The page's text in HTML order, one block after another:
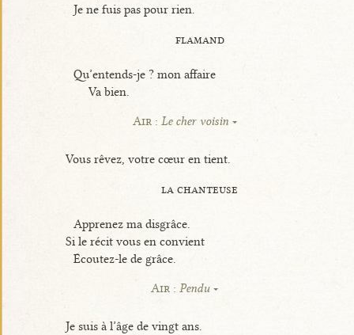
Je ne fuis pas pour rien.
flamand
Qu’entends-je ? mon affaire
Va bien.
Air : Le cher voisin
Vous rêvez, votre cœur en tient.
la chanteuse
Apprenez ma disgrâce.
Si le récit vous en convient
Écoutez-le de grâce.
Air :Pendu
Je suis à l’âge de vingt ans.